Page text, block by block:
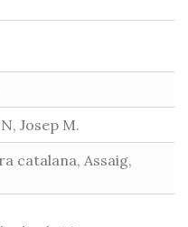
Josep M.
catalana, Assaig,